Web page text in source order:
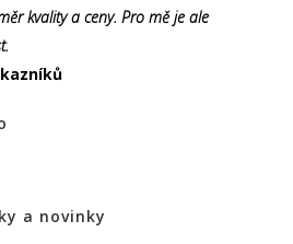
kvality a ceny. Pro mě je ale
a novinky